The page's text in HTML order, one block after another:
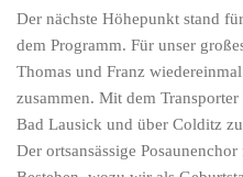
Der nächste Höhepunkt stand
dem Programm. Für unser
Thomas und Franz
zusammen. Mit dem
Bad Lausick und über Colditz
Der ortsansässige